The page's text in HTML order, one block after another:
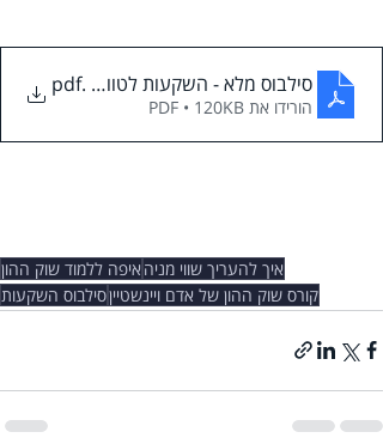
סילבוס מלא - השקעות לטווח ארוך
.pdf
הורידו את PDF • 120KB
איך להעריך שווי מניה איפה ללמוד שוק ההון
קורס שוק ההון של אדם ויינשטייןסילבוס השקעות